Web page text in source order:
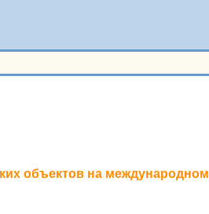
объектов на международном